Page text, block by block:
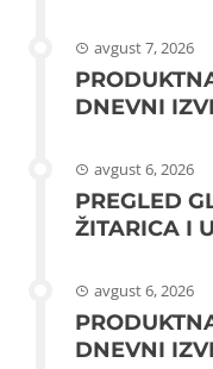
avgust 7, 2026
DNEVNI
avgust 6, 2026
PREGLED
ŽITARICA I
avgust 6, 2026
DNEVNI